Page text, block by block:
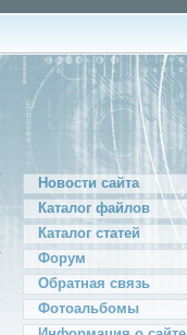
Новости сайта
Каталог файлов
Каталог статей
Форум
Обратная связь
Фотоальбомы